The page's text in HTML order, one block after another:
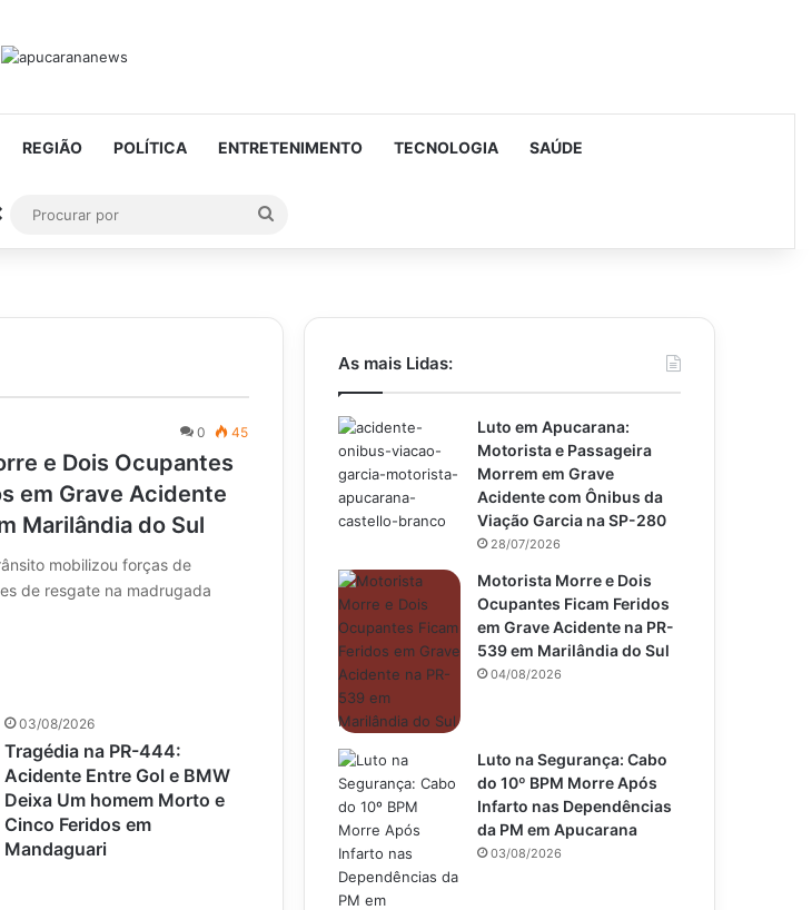
REGIÃO POLÍTICA ENTRETENIMENTO TECNOLOGIA SAÚDE
Artigo aleatório
por
0 45
e Dois Ocupantes
em Grave Acidente
Marilândia do Sul
mobilizou forças de
de resgate na madrugada
03/08/2026
Tragédia na PR-444:
Acidente Entre Gol e BMW
Deixa Um homem Morto e
Cinco Feridos em
Mandaguari
As mais Lidas:
Luto em Apucarana:
Motorista e Passageira
Morrem em Grave
Acidente com Ônibus da
Viação Garcia na SP-280
28/07/2026
Motorista Morre e Dois
Ocupantes Ficam Feridos
em Grave Acidente na PR-
539 em Marilândia do Sul
04/08/2026
Luto na Segurança: Cabo
do 10º BPM Morre Após
Infarto nas Dependências
da PM em Apucarana
03/08/2026